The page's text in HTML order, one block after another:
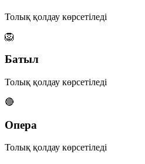
Толық қолдау көрсетіледі
🦁
Батыл
Толық қолдау көрсетіледі
🔴
Опера
Толық қолдау көрсетіледі